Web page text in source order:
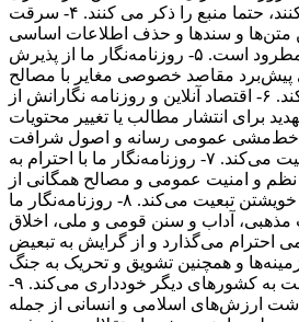
را از منبعی دیگر منتشر کنند، حتما منبع را ذکر می کنند. ۴- سرقت
متن‌ها و سندها و حذف اطلاعات اساسی
رویدادها در اقتصاد آنلاین مطرود است. ۵- روزنامه‌نگار ما از پذیرش
پیش‌برد مقاصد خصوصی مغایر با مصالح
عمومی، خودداری می‌کند. ۶- اقتصاد آنلاین و روزنامه نگارانش از
برای انتشار مطالب یا تغییر محتویات
از خط‌مشی عمومی رسانه و اصول شرافت
حرفه ای خویش تبعیت می‌کند. ۷- روزنامه‌نگار ما با احترام به
نظم و امنیت عمومی و مصالح همگانی از
اصول شرافت حرفه‌ای خویشتن تبعیت می‌کند. ۸- روزنامه‌نگار ما
مذهبی، آداب و سنن قومی و ملی، اخلاق
می‌گذارد و از گرایش به تبعیض
و همچنین تشویق و تحریک به جنگ
تجاوزکارانه نسبت به کشورهای دیگر خودداری می‌کند. ۹-
ارزش‌های اسلامی و انسانی از جمله